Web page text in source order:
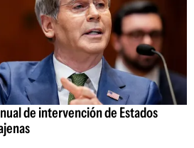
de intervención de Estados